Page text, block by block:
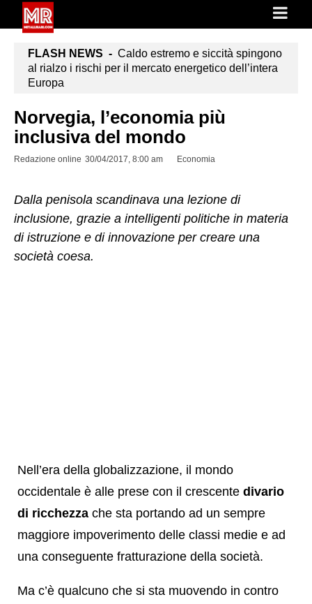
FLASH NEWS - Caldo estremo e siccità spingono
al rialzo i rischi per il mercato energetico dell’intera
Europa
Norvegia, l’economia più
inclusiva del mondo
Redazione online 30/04/2017, 8:00 am Economia
Dalla penisola scandinava una lezione di
inclusione, grazie a intelligenti politiche in materia
di istruzione e di innovazione per creare una
società coesa.
Nell’era della globalizzazione, il mondo
occidentale è alle prese con il crescente divario
di ricchezza che sta portando ad un sempre
maggiore impoverimento delle classi medie e ad
una conseguente fratturazione della società.
Ma c’è qualcuno che si sta muovendo in contro